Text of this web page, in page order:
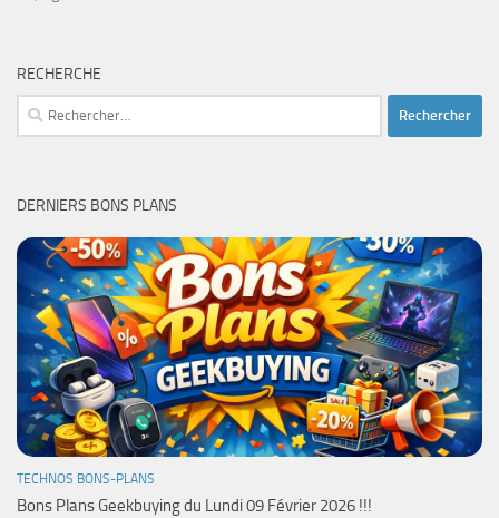
RECHERCHE
Rechercher :
DERNIERS BONS PLANS
TECHNOS BONS-PLANS
Bons Plans Geekbuying du Lundi 09 Février 2026 !!!